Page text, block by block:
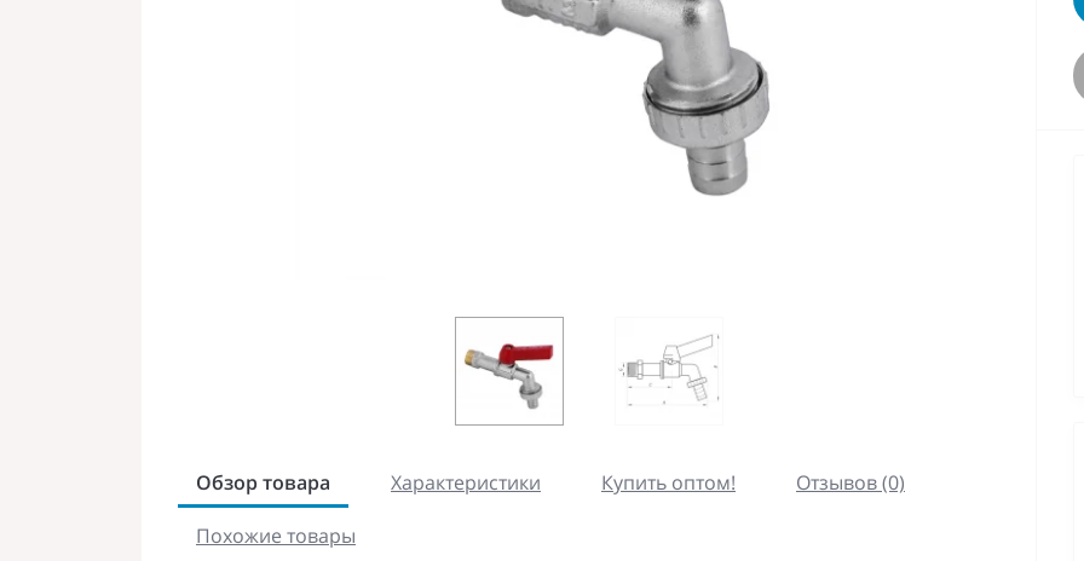
Обзор товара Характеристики Купить оптом!
Отзывов (0)
Похожие товары